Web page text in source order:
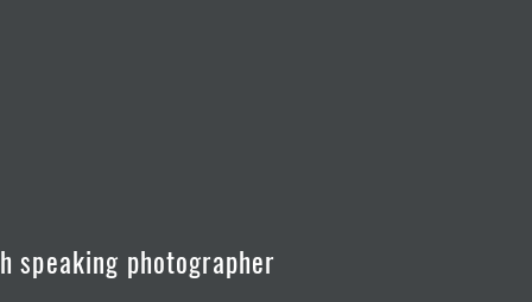
speaking photographer